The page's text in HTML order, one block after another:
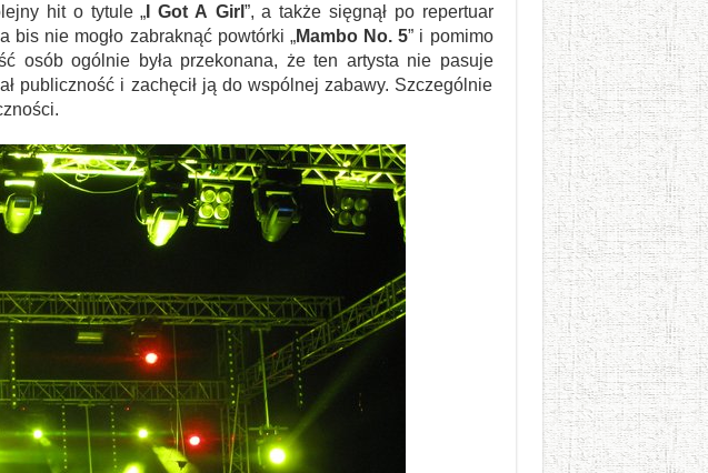
hit o tytule „ I Got A Girl ”, a także sięgnął po repertuar
bis nie mogło zabraknąć powtórki „Mambo No. 5” i pomimo
osób ogólnie była przekonana, że ten artysta nie pasuje
publiczność i zachęcił ją do wspólnej zabawy. Szczególnie